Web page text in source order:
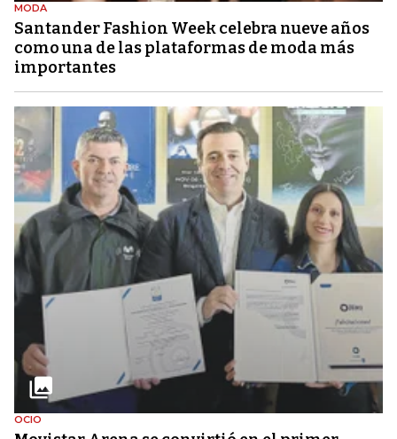
MODA
Santander Fashion Week celebra nueve años
como una de las plataformas de moda más
importantes
OCIO